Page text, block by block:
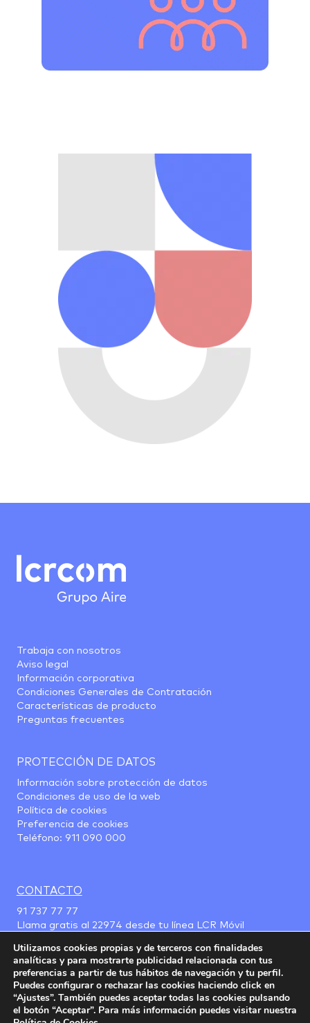
Trabaja con nosotros
Aviso legal
Información corporativa
Condiciones Generales de Contratación
Características de producto
Preguntas frecuentes
PROTECCIÓN DE DATOS
Información sobre protección de datos
Condiciones de uso de la web
Política de cookies
Preferencia de cookies
Teléfono: 911 090 000
CONTACTO
91 737 77 77
Llama gratis al 22974 desde tu línea LCR Móvil
Utilizamos cookies propias y de terceros con finalidades
analíticas y para mostrarte publicidad relacionada con tus
preferencias a partir de tus hábitos de navegación y tu perfil.
Puedes configurar o rechazar las cookies haciendo click en
“Ajustes”. También puedes aceptar todas las cookies pulsando
el botón “Aceptar”. Para más información puedes visitar nuestra